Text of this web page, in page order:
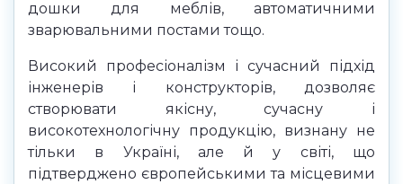
дошки для меблів, автоматичними
зварювальними постами тощо.
Високий професіоналізм і сучасний підхід
інженерів і конструкторів, дозволяє
створювати якісну, сучасну і
високотехнологічну продукцію, визнану не
тільки в Україні, але й у світі, що
підтверджено європейськими та місцевими